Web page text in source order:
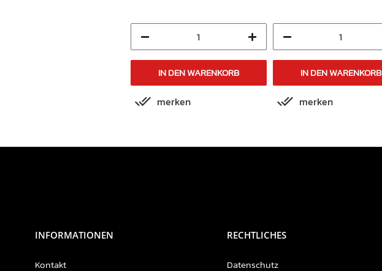
IN DEN WARENKORB
merken
IN DEN WARENKORB
merken
INFORMATIONEN
Kontakt
RECHTLICHES
Datenschutz